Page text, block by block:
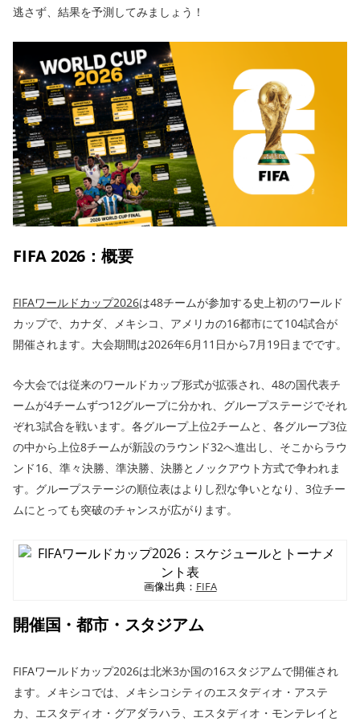
逃さず、結果を予測してみましょう！
FIFA 2026：概要
FIFAワールドカップ2026は48チームが参加する史上初のワールド
カップで、カナダ、メキシコ、アメリカの16都市にて104試合が
開催されます。大会期間は2026年6月11日から7月19日までです。
今大会では従来のワールドカップ形式が拡張され、48の国代表チ
ームが4チームずつ12グループに分かれ、グループステージでそれ
ぞれ3試合を戦います。各グループ上位2チームと、各グループ3位
の中から上位8チームが新設のラウンド32へ進出し、そこからラウ
ンド16、準々決勝、準決勝、決勝とノックアウト方式で争われま
す。グループステージの順位表はよりし烈な争いとなり、3位チー
ムにとっても突破のチャンスが広がります。
画像出典： FIFA
開催国・都市・スタジアム
FIFAワールドカップ2026は北米3か国の16スタジアムで開催され
ます。メキシコでは、メキシコシティのエスタディオ・アステ
カ、エスタディオ・グアダラハラ、エスタディオ・モンテレイと